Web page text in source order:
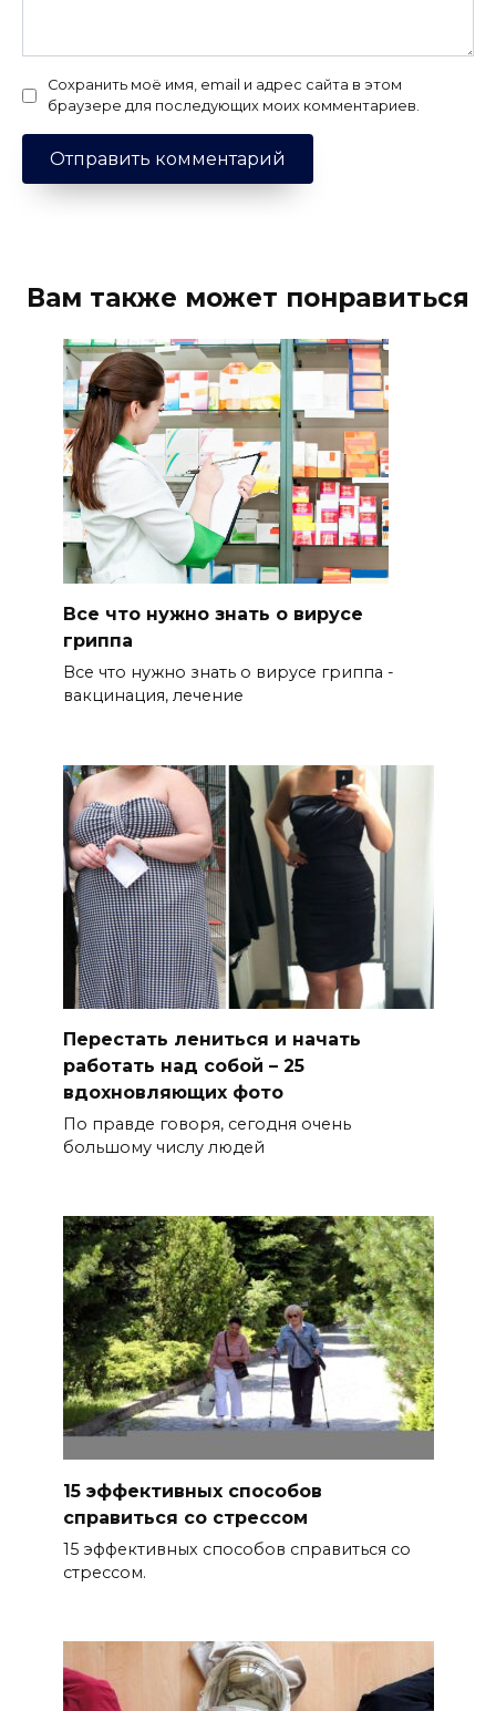
Сохранить моё имя, email и адрес сайта в этом
браузере для последующих моих комментариев.
Вам также может понравиться
Все что нужно знать о вирусе
гриппа
Все что нужно знать о вирусе гриппа -
вакцинация, лечение
Перестать лениться и начать
работать над собой – 25
вдохновляющих фото
По правде говоря, сегодня очень
большому числу людей
15 эффективных способов
справиться со стрессом
15 эффективных способов справиться со
стрессом.